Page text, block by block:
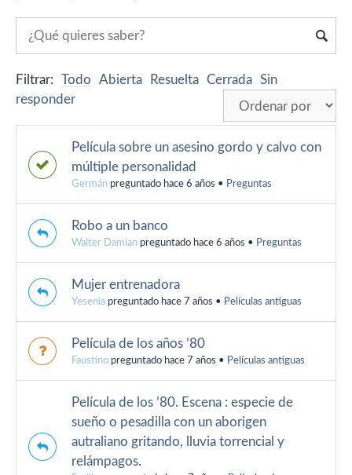
Filtrar: Todo Abierta Resuelta Cerrada Sin
responder
Película sobre un asesino gordo y calvo con
múltiple personalidad
Germán preguntado hace 6 años • Preguntas
Robo a un banco
Walter Damian preguntado hace 6 años • Preguntas
Mujer entrenadora
Yesenia preguntado hace 7 años • Películas antiguas
Película de los años ’80
Faustino preguntado hace 7 años • Películas antiguas
Película de los ’80. Escena : especie de
sueño o pesadilla con un aborigen
autraliano gritando, lluvia torrencial y
relámpagos.